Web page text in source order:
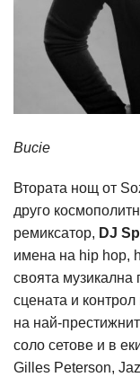
Bucie
Втората нощ от
друго
ремиксатор, DJ
имена на hip hop,
своята музикална
сцената и
на най-
соло сетове и в
Gilles Peterson,